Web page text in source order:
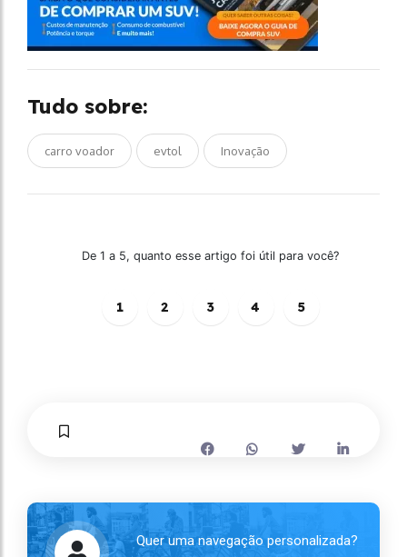
Tudo sobre:
carro voador evtol Inovação
De 1 a 5, quanto esse artigo foi útil para você?
1 2 3 4 5
Quer uma navegação personalizada?